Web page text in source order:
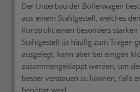
Der Unterbau der Bollerwagen
aus einem Stahlgestell, welches
Konstrukt einen besonders
Stahlgestell ist häufig zum Tragen
ausgelegt, kann aber bei einigen
zusammengeklappt werden, um
besser verstauen zu können, falls